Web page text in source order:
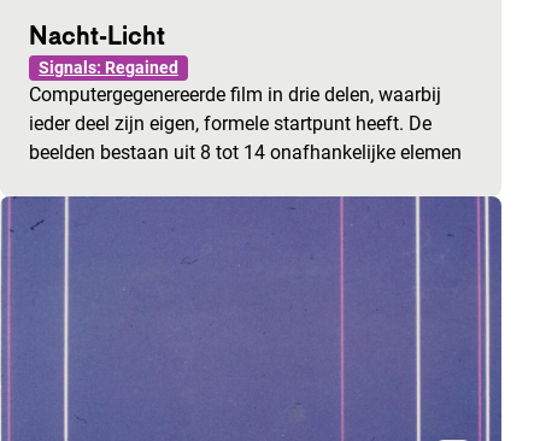
Nacht-Licht
Signals: Regained
Computergegenereerde film in drie delen, waarbij
ieder deel zijn eigen, formele startpunt heeft. De
beelden bestaan uit 8 tot 14 onafhankelijke elemen